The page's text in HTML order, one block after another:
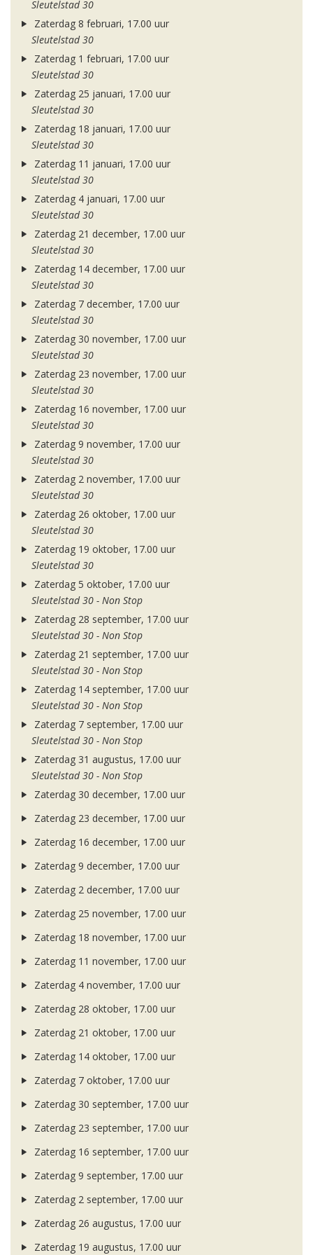
Sleutelstad 30
Zaterdag 8 februari, 17.00 uur
Sleutelstad 30
Zaterdag 1 februari, 17.00 uur
Sleutelstad 30
Zaterdag 25 januari, 17.00 uur
Sleutelstad 30
Zaterdag 18 januari, 17.00 uur
Sleutelstad 30
Zaterdag 11 januari, 17.00 uur
Sleutelstad 30
Zaterdag 4 januari, 17.00 uur
Sleutelstad 30
Zaterdag 21 december, 17.00 uur
Sleutelstad 30
Zaterdag 14 december, 17.00 uur
Sleutelstad 30
Zaterdag 7 december, 17.00 uur
Sleutelstad 30
Zaterdag 30 november, 17.00 uur
Sleutelstad 30
Zaterdag 23 november, 17.00 uur
Sleutelstad 30
Zaterdag 16 november, 17.00 uur
Sleutelstad 30
Zaterdag 9 november, 17.00 uur
Sleutelstad 30
Zaterdag 2 november, 17.00 uur
Sleutelstad 30
Zaterdag 26 oktober, 17.00 uur
Sleutelstad 30
Zaterdag 19 oktober, 17.00 uur
Sleutelstad 30
Zaterdag 5 oktober, 17.00 uur
Sleutelstad 30 - Non Stop
Zaterdag 28 september, 17.00 uur
Sleutelstad 30 - Non Stop
Zaterdag 21 september, 17.00 uur
Sleutelstad 30 - Non Stop
Zaterdag 14 september, 17.00 uur
Sleutelstad 30 - Non Stop
Zaterdag 7 september, 17.00 uur
Sleutelstad 30 - Non Stop
Zaterdag 31 augustus, 17.00 uur
Sleutelstad 30 - Non Stop
Zaterdag 30 december, 17.00 uur
Zaterdag 23 december, 17.00 uur
Zaterdag 16 december, 17.00 uur
Zaterdag 9 december, 17.00 uur
Zaterdag 2 december, 17.00 uur
Zaterdag 25 november, 17.00 uur
Zaterdag 18 november, 17.00 uur
Zaterdag 11 november, 17.00 uur
Zaterdag 4 november, 17.00 uur
Zaterdag 28 oktober, 17.00 uur
Zaterdag 21 oktober, 17.00 uur
Zaterdag 14 oktober, 17.00 uur
Zaterdag 7 oktober, 17.00 uur
Zaterdag 30 september, 17.00 uur
Zaterdag 23 september, 17.00 uur
Zaterdag 16 september, 17.00 uur
Zaterdag 9 september, 17.00 uur
Zaterdag 2 september, 17.00 uur
Zaterdag 26 augustus, 17.00 uur
Zaterdag 19 augustus, 17.00 uur